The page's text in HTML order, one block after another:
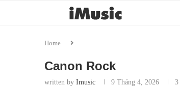
Home
Canon Rock
written by Imusic 9 Tháng 4, 2026 3